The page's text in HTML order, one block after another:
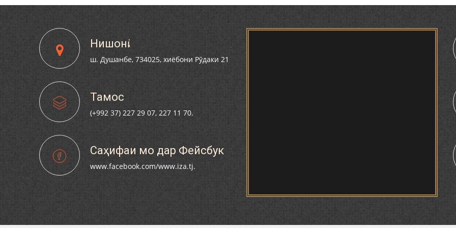
«БОРОНХОҲӢ» ДАР БАЙНИ ТОҶИКОН РӮЗИИ
ТАҲҚИҚ ВА РАМЗКУШОИИ БАРХЕ АЗ ВОЖАҲОИ
ҶУҒРОФИИ ВАРЗОБ (ДАР АСОСИ МАВОДИ
Нишонӣ
ш. Душанбе, 734025, хиёбони Рӯдаки 21
Тамос
(+992 37) 227 29 07, 227 11 70.
Саҳифаи мо дар Фейсбук
www.facebook.com/www.iza.tj.